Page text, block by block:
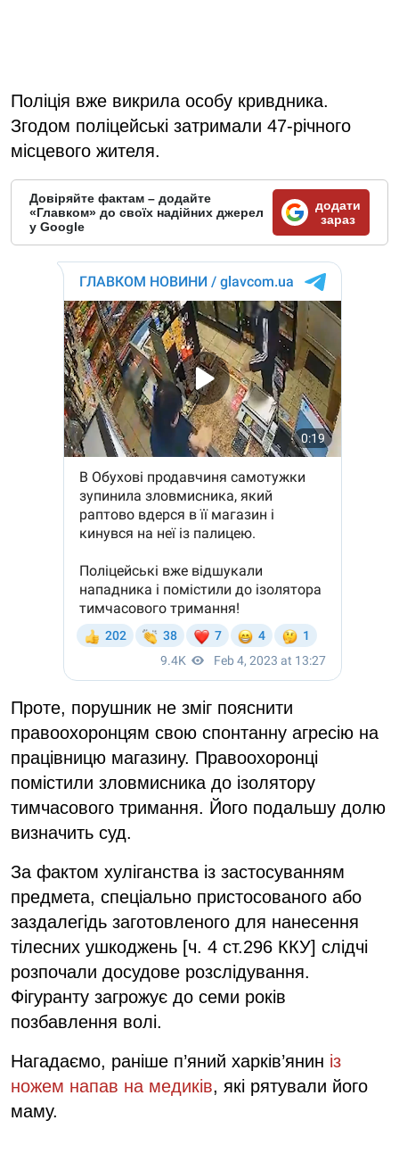
Поліція вже викрила особу кривдника.
Згодом поліцейські затримали 47-річного
місцевого жителя.
Довіряйте фактам – додайте
«Главком» до своїх надійних джерел
у Google
додати
зараз
Проте, порушник не зміг пояснити
правоохоронцям свою спонтанну агресію на
працівницю магазину. Правоохоронці
помістили зловмисника до ізолятору
тимчасового тримання. Його подальшу долю
визначить суд.
За фактом хуліганства із застосуванням
предмета, спеціально пристосованого або
заздалегідь заготовленого для нанесення
тілесних ушкоджень [ч. 4 ст.296 ККУ] слідчі
розпочали досудове розслідування.
Фігуранту загрожує до семи років
позбавлення волі.
Нагадаємо, раніше п’яний харків’янин із
ножем напав на медиків, які рятували його
маму.